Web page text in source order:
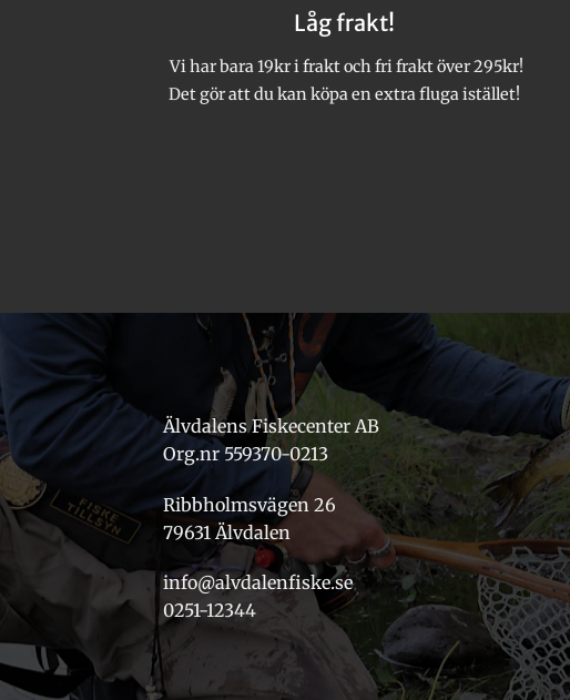
Låg frakt!
Vi har bara 19kr i frakt och fri frakt över 295kr!
Det gör att du kan köpa en extra fluga istället!
Älvdalens Fiskecenter AB
Org.nr 559370-0213
Ribbholmsvägen 26
79631 Älvdalen
info@alvdalenfiske.se
0251-12344